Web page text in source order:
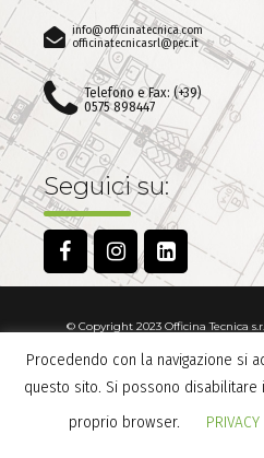
info@officinatecnica.com
officinatecnicasrl@pec.it
Telefono e Fax: (+39)
0575 898447
Seguici su:
© Copyright 2023 Officina Tecnica
Ponticino 52019 Laterina Pergine
Capitale Sociale: 10.000,00
POWERED BY
Procedendo con la navigazione si
questo sito. Si possono
proprio browser.